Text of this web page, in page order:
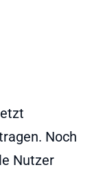
Noch
Nutzer